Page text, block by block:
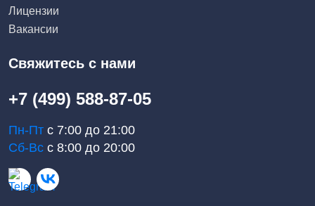
Лицензии
Вакансии
Свяжитесь с нами
+7 (499) 588-87-05
Пн-Пт с 7:00 до 21:00
Сб-Вс с 8:00 до 20:00